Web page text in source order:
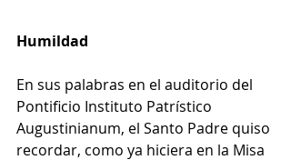
Humildad
En sus palabras en el auditorio del
Pontificio Instituto Patrístico
Augustinianum, el Santo Padre quiso
recordar, como ya hiciera en la Misa